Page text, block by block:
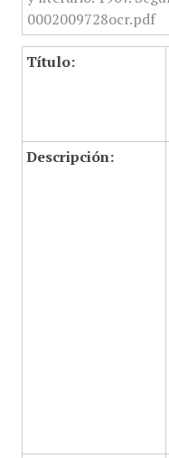
Título:
Descripción: